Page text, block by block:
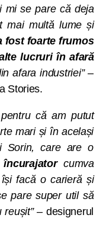
mi se pare că deja
mai multă lume și
fost foarte frumos
lucruri în afară
afara industriei”–
Stories.
că am putut
mari și în același
Sorin, care are o
cumva
facă o carieră și
pare super util să
– designerul